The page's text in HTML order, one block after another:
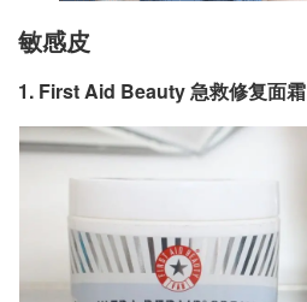
敏感皮
1. First Aid Beauty 急救修复面霜